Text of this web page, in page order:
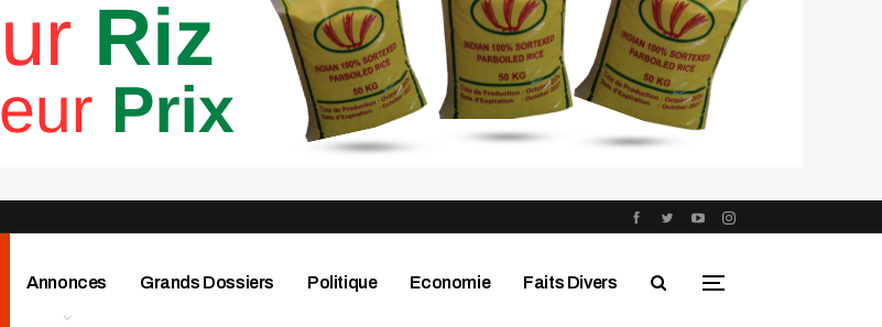
Annonces Grands Dossiers Politique Economie Faits Divers